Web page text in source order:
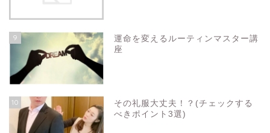
9
運命を変えるルーティンマスター講
座
10
その礼服大丈夫！？(チェックする
べきポイント3選)